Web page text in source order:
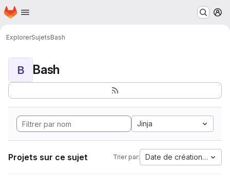
Passer au contenu principal
Page d'accueil
ExplorerSujetsBash
B Bash
Jinja
Projets sur ce sujet Trier par: Date de création la plus